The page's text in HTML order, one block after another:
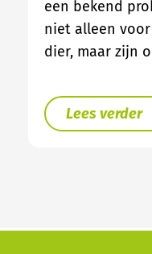
een bekend
niet alleen
dier, maar zijn
Lees verder